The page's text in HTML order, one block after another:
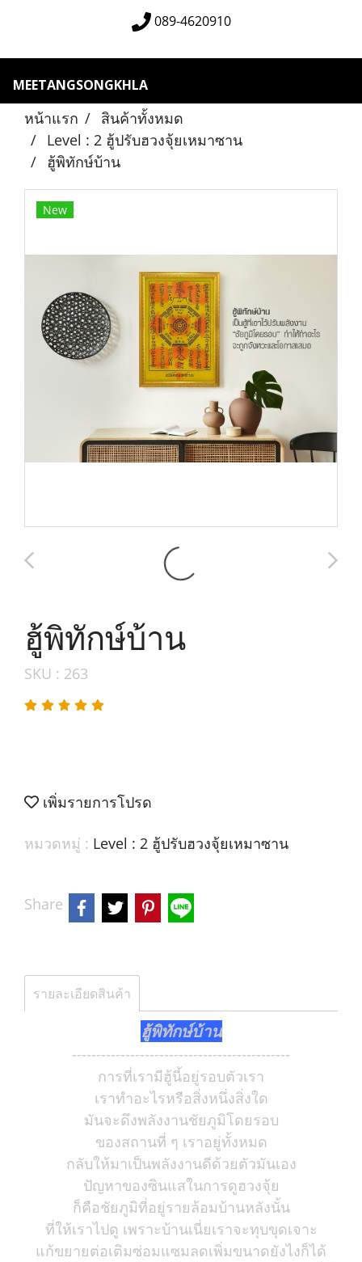
089-4620910
MEETANGSONGKHLA
หน้าแรก
สินค้าทั้งหมด
Level : 2 ฮู้ปรับฮวงจุ้ยเหมาซาน
ฮู้พิทักษ์บ้าน
New
ฮู้พิทักษ์บ้าน
SKU : 263
เพิ่มรายการโปรด
หมวดหมู่ : Level : 2 ฮู้ปรับฮวงจุ้ยเหมาซาน
Share
รายละเอียดสินค้า
ฮู้พิทักษ์บ้าน
---------------------------------------------
การที่เรามีฮู้นี้อยู่รอบตัวเรา
เราทำอะไรหรือสิ่งหนึ่งสิ่งใด
มันจะดึงพลังงานชัยภูมิโดยรอบ
ของสถานที่ ๆ เราอยู่ทั้งหมด
กลับให้มาเป็นพลังงานดีด้วยตัวมันเอง
ปัญหาของซินแสในการดูฮวงจุ้ย
ก็คือชัยภูมิที่อยู่รายล้อมบ้านหลังนั้น
ที่ให้เราไปดู เพราะบ้านเนี่ยเราจะทุบขุดเจาะ
แก้ขยายต่อเติมซ่อมแซมลดเพิ่มขนาดยังไงก็ได้